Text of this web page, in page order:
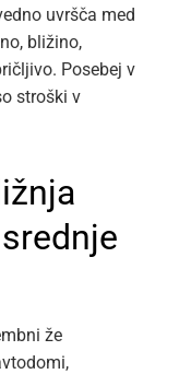
uvršča med
bližino,
Posebej v
stroški v
že